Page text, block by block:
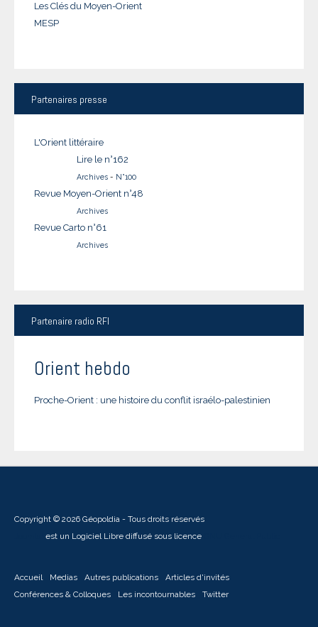
Les Clés du Moyen-Orient
MESP
Partenaires presse
L'Orient littéraire
Lire le n°162
Archives - N°100
Revue Moyen-Orient n°48
Archives
Revue Carto n°61
Archives
Partenaire radio RFI
Orient hebdo
Proche-Orient : une histoire du conflit israélo-palestinien
Copyright © 2026 Géopoldia - Tous droits réservés
est un Logiciel Libre diffusé sous licence
Accueil Medias Autres publications
Articles d'invités
Conférences & Colloques
Les incontournables Twitter